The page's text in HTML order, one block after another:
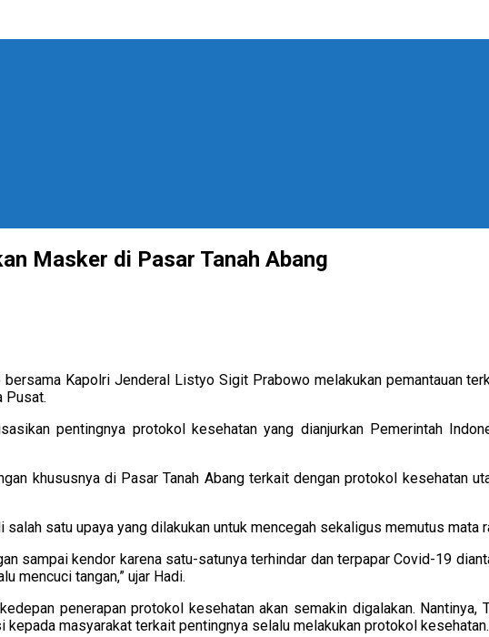
Masker di Pasar Tanah Abang
Kapolri Jenderal Listyo Sigit Prabowo melakukan pemantauan
Pusat.
pentingnya protokol kesehatan yang dianjurkan Pemerintah
khususnya di Pasar Tanah Abang terkait dengan protokol kesehatan
satu upaya yang dilakukan untuk mencegah sekaligus memutus mata
sampai kendor karena satu-satunya terhindar dan terpapar Covid-19
mencuci tangan,” ujar Hadi.
penerapan protokol kesehatan akan semakin digalakan.
masyarakat terkait pentingnya selalu melakukan protokol kesehatan.